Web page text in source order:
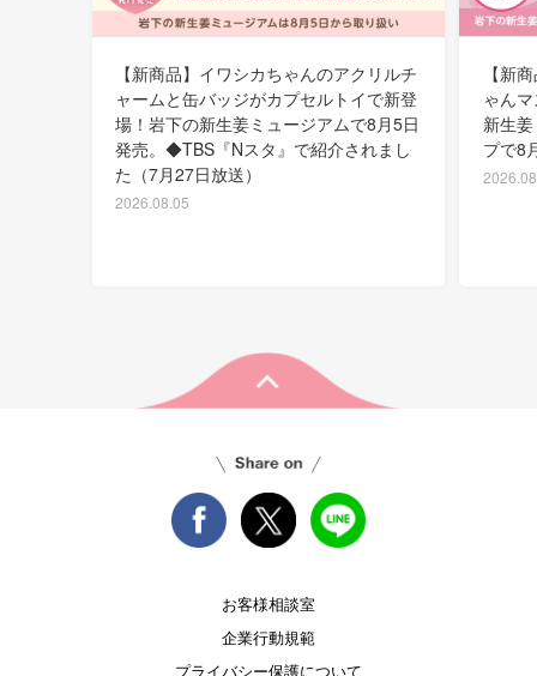
【新商品】イワシカちゃんのアクリルチ
ャームと缶バッジがカプセルトイで新登
場！岩下の新生姜ミュージアムで8月5日
発売。◆TBS『Nスタ』で紹介されまし
た（7月27日放送）
2026.08.05
【新
ゃん
新生
プで8
お客様相談室
企業行動規範
プライバシー保護について